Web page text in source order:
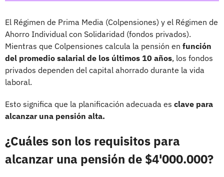
El Régimen de Prima Media (Colpensiones) y el Régimen de
Ahorro Individual con Solidaridad (fondos privados).
Mientras que Colpensiones calcula la pensión en función
del promedio salarial de los últimos 10 años, los fondos
privados dependen del capital ahorrado durante la vida
laboral.
Esto significa que la planificación adecuada es clave para
alcanzar una pensión alta.
¿Cuáles son los requisitos para
alcanzar una pensión de $4'000.000?